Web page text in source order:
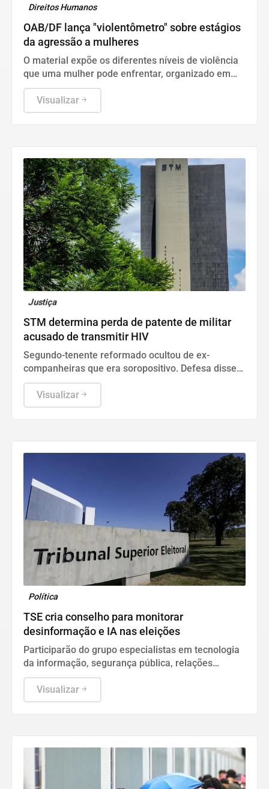
Direitos Humanos
OAB/DF lança "violentômetro" sobre estágios
da agressão a mulheres
O material expõe os diferentes níveis de violência
que uma mulher pode enfrentar, organizado em
três estágios: "Fique Atenta", "Proteja-se" e "Fuja".
Visualizar
Justiça
STM determina perda de patente de militar
acusado de transmitir HIV
Segundo-tenente reformado ocultou de ex-
companheiras que era soropositivo. Defesa disse
que conduta diz respeito à vida privada do acusado
e não tem relação com a função no Exército.
Visualizar
Política
TSE cria conselho para monitorar
desinformação e IA nas eleições
Participarão do grupo especialistas em tecnologia
da informação, segurança pública, relações
internacionais e saúde pública. Os nomes ainda
não foram escolhidos pelo TSE.
Visualizar